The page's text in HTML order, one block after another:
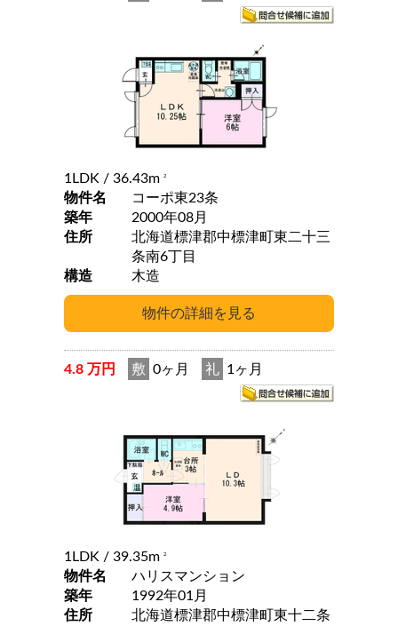
1LDK / 36.43m 2
物件名
コーポ東23条
築年
2000年08月
住所
北海道標津郡中標津町東二十三
条南6丁目
構造
木造
4.8 万円 敷 0ヶ月 礼 1ヶ月
1LDK / 39.35m 2
物件名
ハリスマンション
築年
1992年01月
住所
北海道標津郡中標津町東十二条